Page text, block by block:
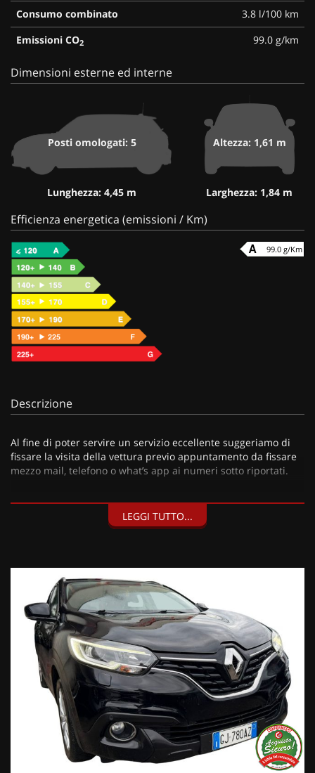
Consumo combinato
3.8 l/100 km
Emissioni CO2 99.0 g/km
Dimensioni esterne ed interne
Posti omologati: 5
Lunghezza: 4,45 m
Altezza: 1,61 m
Larghezza: 1,84 m
Efficienza energetica (emissioni / Km)
99.0 g/Km
Descrizione
Al fine di poter servire un servizio eccellente suggeriamo di
fissare la visita della vettura previo appuntamento da fissare
mezzo mail, telefono o what’s app ai numeri sotto riportati.
• Finanziamenti personalizzabili a tassi agevolati (privati/ditte
individuali/società);
• Polizze Kasko fino a 60 mesi di durata con estensione “valore
a nuovo”;
• Garanzia legale di Conformità prevista obbligatoriamente
dal Codice del Consumo;
• Garanzia estendibile fino a 60 mesi.
Segui Automobili Vendramini
e leggi le recensioni che
descrivono l’esperienza dei nostri clienti:
• Sul nostro sito ufficiale www.automobilivendramini.it dove
potrai trovare l’intero parco auto aggiornato, maggiori foto e
info per ogni singola vettura, i nostri servizi e la nostra storia.
• Sulla nostra pagina Facebook
• Sulla nostra pagina Instagram
LEGGI TUTTO...